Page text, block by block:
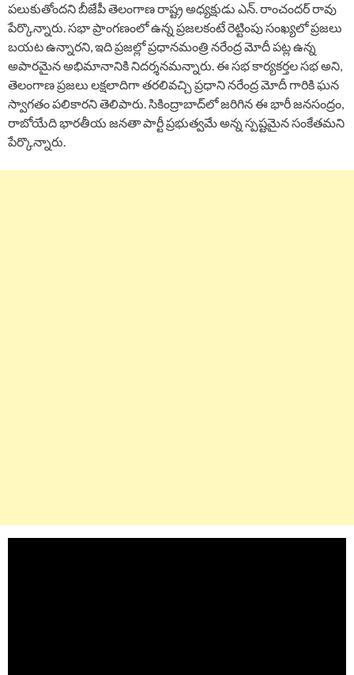
పలుకుతోందని బీజేపీ తెలంగాణ రాష్ట్ర అధ్యక్షుడు ఎన్. రాంచందర్ రావు
పేర్కొన్నారు. సభా ప్రాంగణంలో ఉన్న ప్రజలకంటే రెట్టింపు సంఖ్యలో ప్రజలు
బయట ఉన్నారని, ఇది ప్రజల్లో ప్రధానమంత్రి నరేంద్ర మోదీ పట్ల ఉన్న
అపారమైన అభిమానానికి నిదర్శనమన్నారు. ఈ సభ కార్యకర్తల సభ అని,
తెలంగాణ ప్రజలు లక్షలాదిగా తరలివచ్చి ప్రధాని నరేంద్ర మోదీ గారికి ఘన
స్వాగతం పలికారని తెలిపారు. సికింద్రాబాద్‌లో జరిగిన ఈ భారీ జనసంద్రం,
రాబోయేది భారతీయ జనతా పార్టీ ప్రభుత్వమే అన్న స్పష్టమైన సంకేతమని
పేర్కొన్నారు.